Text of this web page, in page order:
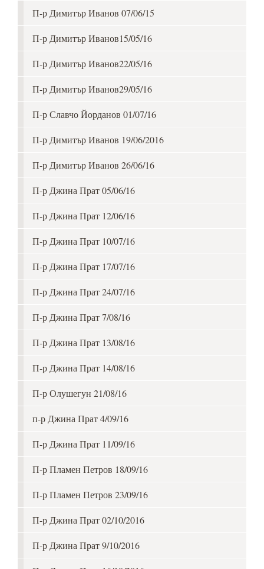
П-р Димитър Иванов 07/06/15
П-р Димитър Иванов15/05/16
П-р Димитър Иванов22/05/16
П-р Димитър Иванов29/05/16
П-р Славчо Йорданов 01/07/16
П-р Димитър Иванов 19/06/2016
П-р Димитър Иванов 26/06/16
П-р Джина Прат 05/06/16
П-р Джина Прат 12/06/16
П-р Джина Прат 10/07/16
П-р Джина Прат 17/07/16
П-р Джина Прат 24/07/16
П-р Джина Прат 7/08/16
П-р Джина Прат 13/08/16
П-р Джина Прат 14/08/16
П-р Олушегун 21/08/16
п-р Джина Прат 4/09/16
П-р Джина Прат 11/09/16
П-р Пламен Петров 18/09/16
П-р Пламен Петров 23/09/16
П-р Джина Прат 02/10/2016
П-р Джина Прат 9/10/2016